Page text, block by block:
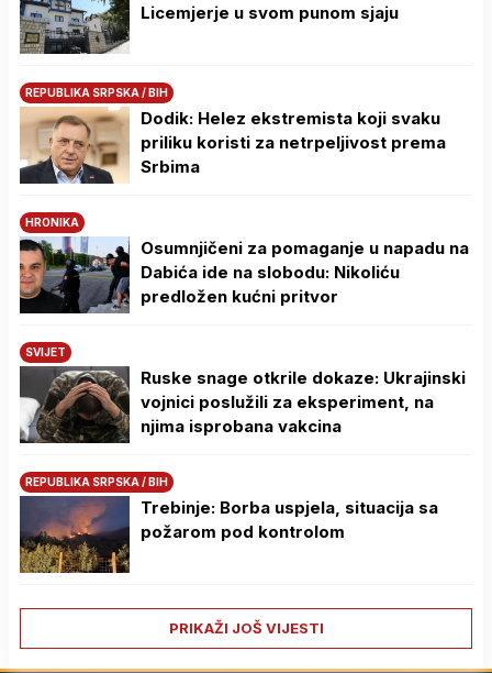
Licemjerje u svom punom sjaju
REPUBLIKA SRPSKA / BIH
Dodik: Helez ekstremista koji svaku
priliku koristi za netrpeljivost prema
Srbima
HRONIKA
Osumnjičeni za pomaganje u napadu na
Dabića ide na slobodu: Nikoliću
predložen kućni pritvor
SVIJET
Ruske snage otkrile dokaze: Ukrajinski
vojnici poslužili za eksperiment, na
njima isprobana vakcina
REPUBLIKA SRPSKA / BIH
Trebinje: Borba uspjela, situacija sa
požarom pod kontrolom
PRIKAŽI JOŠ VIJESTI